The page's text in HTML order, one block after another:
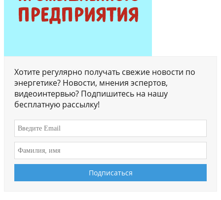
Хотите регулярно получать свежие новости по
энергетике? Новости, мнения эспертов,
видеоинтервью? Подпишитесь на нашу
бесплатную рассылку!